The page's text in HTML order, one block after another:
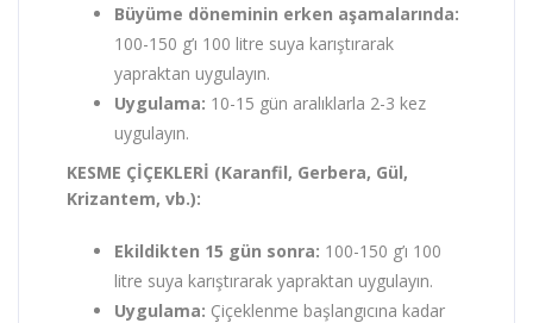
Büyüme döneminin erken aşamalarında:
100-150 g’ı 100 litre suya karıştırarak
yapraktan uygulayın.
Uygulama: 10-15 gün aralıklarla 2-3 kez
uygulayın.
KESME ÇİÇEKLERİ (Karanfil, Gerbera, Gül,
Krizantem, vb.):
Ekildikten 15 gün sonra: 100-150 g’ı 100
litre suya karıştırarak yapraktan uygulayın.
Uygulama: Çiçeklenme başlangıcına kadar